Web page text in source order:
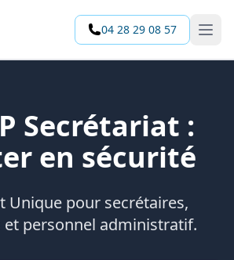
04 28 29 08 57
Secrétariat :
en sécurité
Unique pour secrétaires,
et personnel administratif.